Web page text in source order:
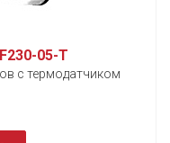
05-T
с термодатчиком